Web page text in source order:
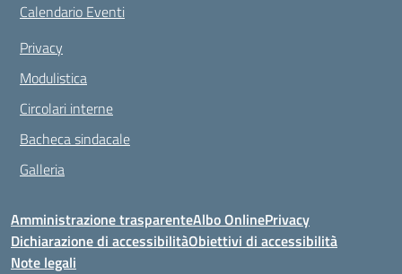
Calendario Eventi
Privacy
Modulistica
Circolari interne
Bacheca sindacale
Galleria
Amministrazione trasparenteAlbo OnlinePrivacy
Dichiarazione di accessibilitàObiettivi di accessibilità
Note legali